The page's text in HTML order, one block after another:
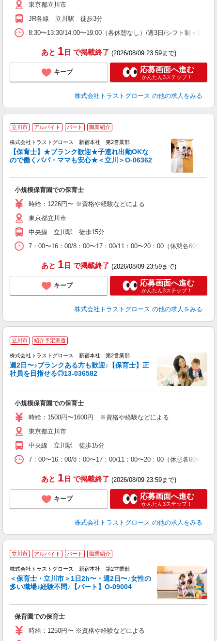
東京都立川市
JR各線 立川駅 徒歩3分
8:30〜13:30/14:00〜19:00（各休憩なし）/週3日/シフト制＜日祝
あと 1日 で掲載終了 (2026/08/09 23:59まで)
キープ 応募画面へ進む
かんたん3ステップ！
株式会社トラストグロース の他の求人をみる
立川市 アルバイト パート 職業紹介
株式会社トラストグロース 新宿本社 第2営業部
【保育士】★ブランク歓迎★子連れ出勤OKな
ので働くパパ・ママも安心★＜立川＞O-06362
小規模保育園での保育士
時給：1226円〜 ※資格や経験などによる
東京都立川市
中央線 立川駅 徒歩15分
7：00〜16：00/8：00〜17：00/11：00〜20：00（休憩各60分
あと 1日 で掲載終了 (2026/08/09 23:59まで)
キープ 応募画面へ進む
かんたん3ステップ！
株式会社トラストグロース の他の求人をみる
立川市 紹介予定派遣
株式会社トラストグロース 新宿本社 第2営業部
週2日〜♪ブランクある方も歓迎♪【保育士】正
社員を目指せる◎13-036582
小規模保育園での保育士
時給：1500円〜1600円 ※資格や経験などによる
東京都立川市
中央線 立川駅 徒歩15分
7：00〜16：00/8：00〜17：00/11：00〜20：00（休憩各60分）
あと 1日 で掲載終了 (2026/08/09 23:59まで)
キープ 応募画面へ進む
かんたん3ステップ！
株式会社トラストグロース の他の求人をみる
立川市 アルバイト パート 職業紹介
株式会社トラストグロース 新宿本社 第2営業部
＜保育士・立川市＞1日2h〜・週2日〜♪女性の
多い職場♪経験不問♪【パート】O-09004
保育園での保育士
時給：1250円〜 ※資格や経験などによる